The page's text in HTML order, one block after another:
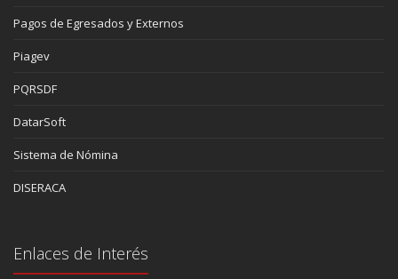
Pagos de Egresados y Externos
Piagev
PQRSDF
DatarSoft
Sistema de Nómina
DISERACA
Enlaces de Interés